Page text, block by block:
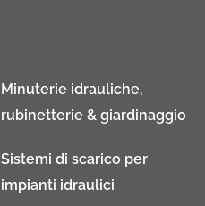
Minuterie idrauliche,
rubinetterie & giardinaggio
Sistemi di scarico per
impianti idraulici